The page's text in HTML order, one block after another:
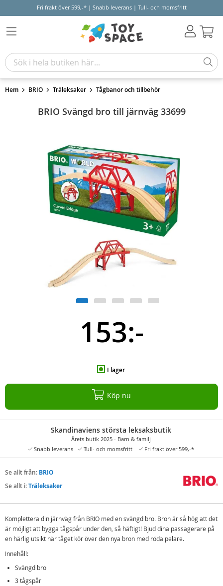
Fri frakt över 599,-* | Snabb leverans | Tull- och momsfritt
Hem BRIO Träleksaker Tågbanor och tillbehör
BRIO Svängd bro till järnväg 33699
153:-
I lager
Köp nu
Skandinaviens största leksaksbutik
Årets butik 2025 - Barn & familj
Snabb leverans
Tull- och momsfritt Fri frakt över 599,-*
Se allt från: BRIO
Se allt i:Träleksaker
Komplettera din järnväg från BRIO med en svängd bro. Bron är så hög att det
är möjligt att bygga tågspår under den, så häftigt! Bjud dina passagerare på
en härlig utsikt när tåget kör över den nya bron med röda pelare.
Innehåll:
Svängd bro
3 tågspår